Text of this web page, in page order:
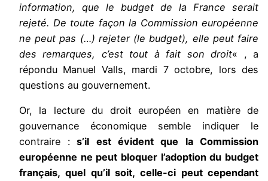
information, que le budget de la France serait
rejeté. De toute façon la Commission européenne
ne peut pas (…) rejeter (le budget), elle peut faire
des remarques, c’est tout à fait son droit« , a
répondu Manuel Valls, mardi 7 octobre, lors des
questions au gouvernement.
Or, la lecture du droit européen en matière de
gouvernance économique semble indiquer le
contraire : s’il est évident que la Commission
européenne ne peut bloquer l’adoption du budget
français, quel qu’il soit, celle-ci peut cependant